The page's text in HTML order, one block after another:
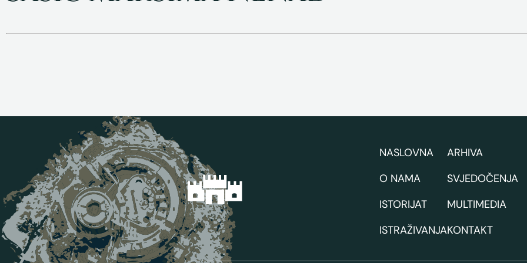
NASLOVNA
O NAMA
ISTORIJAT
ISTRAŽIVANJA
ARHIVA
SVJEDOČENJA
MULTIMEDIA
KONTAKT